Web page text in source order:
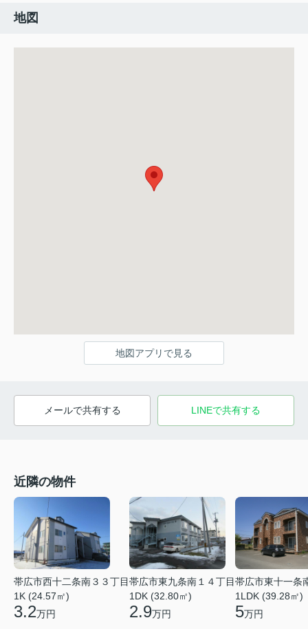
地図
地図アプリで見る
メールで共有する LINEで共有する
近隣の物件
帯広市西十二条南３３丁目
1K (24.57㎡)
3.2万円
帯広市東九条南１４丁目
1DK (32.80㎡)
2.9万円
帯広市東十一条
1LDK (39.28㎡)
5万円